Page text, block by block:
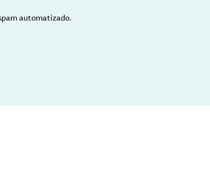
automatizado.